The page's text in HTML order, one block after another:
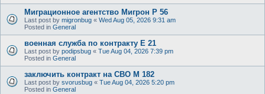
Миграционное агентство Мигрон P 56
Last post by migronbug « Wed Aug 05, 2026 9:31 am
Posted in General
военная служба по контракту E 21
Last post by podipsbug « Tue Aug 04, 2026 7:39 pm
Posted in General
заключить контракт на СВО M 182
Last post by svorusbug « Tue Aug 04, 2026 5:20 pm
Posted in General